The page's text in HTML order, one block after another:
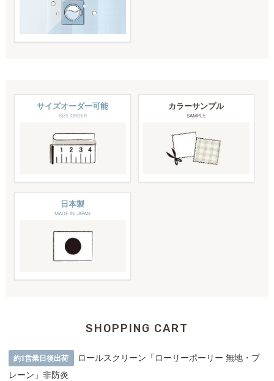
サイズオーダー可能
SIZE ORDER
カラーサンプル
SAMPLE
日本製
MADE IN JAPAN
SHOPPING CART
約1営業日後出荷
ロールスクリーン「ローリーポーリー 無地・プ
レーン」非防炎